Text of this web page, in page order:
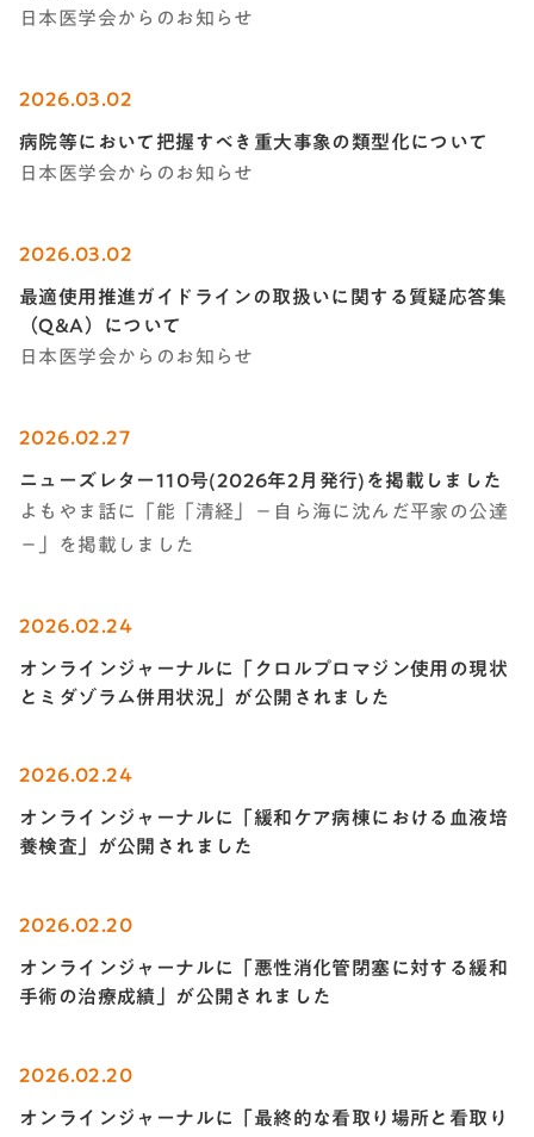
日本医学会からのお知らせ
2026.03.02
病院等において把握すべき重大事象の類型化について
日本医学会からのお知らせ
2026.03.02
最適使用推進ガイドラインの取扱いに関する質疑応答集
（Q&A）について
日本医学会からのお知らせ
2026.02.27
ニューズレター110号(2026年2月発行)を掲載しました
よもやま話に「能「清経」－自ら海に沈んだ平家の公達
－」を掲載しました
2026.02.24
オンラインジャーナルに「クロルプロマジン使用の現状
とミダゾラム併用状況」が公開されました
2026.02.24
オンラインジャーナルに「緩和ケア病棟における血液培
養検査」が公開されました
2026.02.20
オンラインジャーナルに「悪性消化管閉塞に対する緩和
手術の治療成績」が公開されました
2026.02.20
オンラインジャーナルに「最終的な看取り場所と看取り